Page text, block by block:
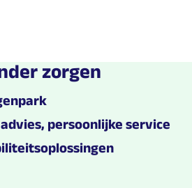
zorgen
persoonlijke service